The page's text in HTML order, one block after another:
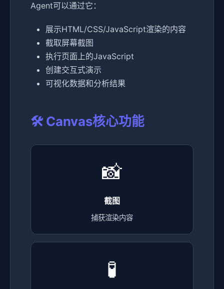
Agent可以通过它：
展示HTML/CSS/JavaScript渲染的内容
截取屏幕截图
执行页面上的JavaScript
创建交互式演示
可视化数据和分析结果
🛠️ Canvas核心功能
📸
截图
捕获渲染内容
🧪